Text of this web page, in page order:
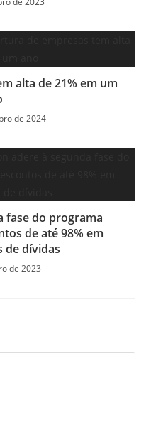
alta de 21% em um
de 2024
fase do programa
de até 98% em
de dívidas
de 2023